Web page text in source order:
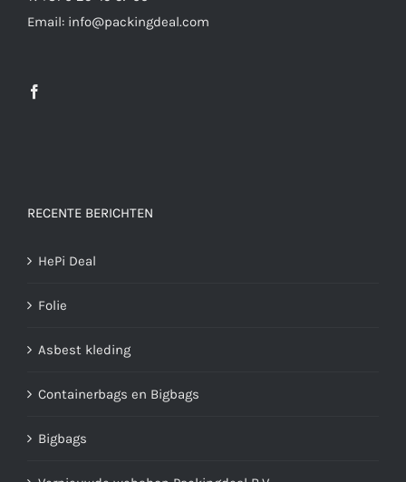
Email: info@packingdeal.com
RECENTE BERICHTEN
HePi Deal
Folie
Asbest kleding
Containerbags en Bigbags
Bigbags